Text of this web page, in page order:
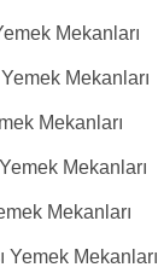
Mekanları
Mekanları
Mekanları
Mekanları
Mekanları
Yemek Mekanları